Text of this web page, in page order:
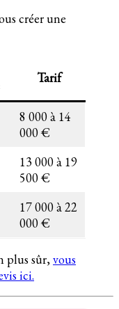
créer une
Tarif
8 000 à 14
000 €
13 000 à 19
500 €
17 000 à 22
000 €
plus sûr,vous
ici.